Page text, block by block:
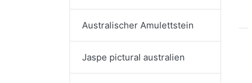
Australischer Amulettstein
Jaspe pictural australien